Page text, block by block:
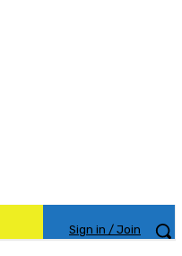
Sign in / Join